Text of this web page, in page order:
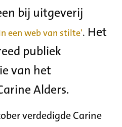
bij uitgeverij
een web van stilte'. Het
publiek
van het
Alders.
verdedigde Carine